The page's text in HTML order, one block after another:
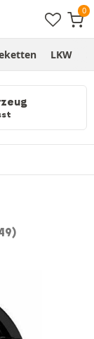
LKW